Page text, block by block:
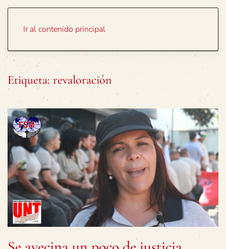
Ir al contenido principal
Etiqueta: revaloración